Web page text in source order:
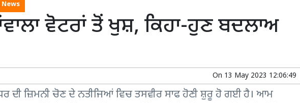
ਵੋਟਰਾਂ ਤੋਂ ਖੁਸ਼, ਕਿਹਾ-ਹੁਣ ਬਦਲਾਅ
On 13 May 2023 12:06:49
ਦੀ ਜ਼ਿਮਨੀ ਚੋਣ ਦੇ ਨਤੀਜਿਆਂ ਵਿਚ ਤਸਵੀਰ ਸਾਫ ਹੋਣੀ ਸ਼ੁਰੂ ਹੋ ਗਈ ਹੈ। ਆਮ